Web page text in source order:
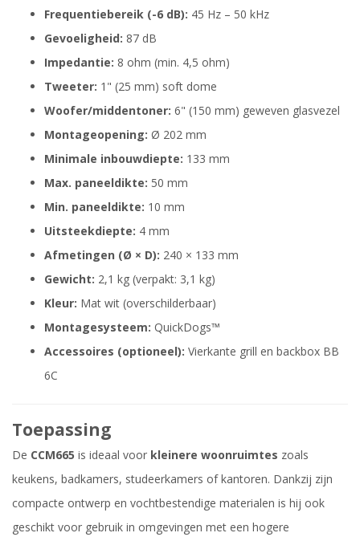
Frequentiebereik (-6 dB): 45 Hz – 50 kHz
Gevoeligheid: 87 dB
Impedantie: 8 ohm (min. 4,5 ohm)
Tweeter: 1" (25 mm) soft dome
Woofer/middentoner: 6" (150 mm) geweven glasvezel
Montageopening: Ø 202 mm
Minimale inbouwdiepte: 133 mm
Max. paneeldikte: 50 mm
Min. paneeldikte: 10 mm
Uitsteekdiepte: 4 mm
Afmetingen (Ø × D): 240 × 133 mm
Gewicht: 2,1 kg (verpakt: 3,1 kg)
Kleur: Mat wit (overschilderbaar)
Montagesysteem: QuickDogs™
Accessoires (optioneel): Vierkante grill en backbox BB
6C
Toepassing
De CCM665 is ideaal voor kleinere woonruimtes zoals
keukens, badkamers, studeerkamers of kantoren. Dankzij zijn
compacte ontwerp en vochtbestendige materialen is hij ook
geschikt voor gebruik in omgevingen met een hogere